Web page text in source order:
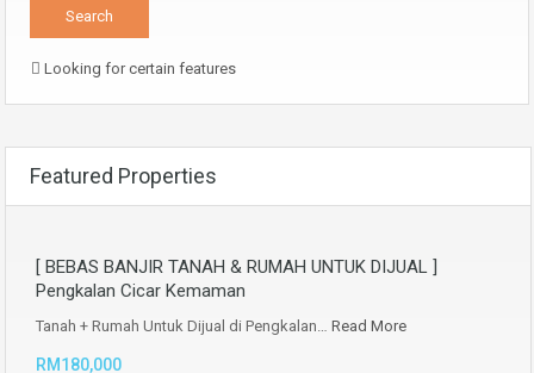
Looking for certain features
Featured Properties
[ BEBAS BANJIR TANAH & RUMAH UNTUK DIJUAL ]
Pengkalan Cicar Kemaman
Tanah + Rumah Untuk Dijual di Pengkalan… Read More
RM180,000